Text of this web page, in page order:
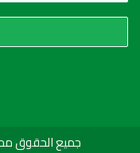
جميع الحقوق